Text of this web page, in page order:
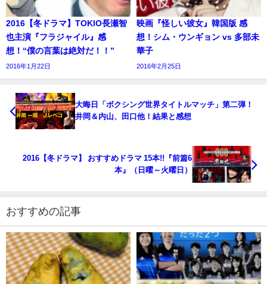
2016【冬ドラマ】TOKIO長瀬智
也主演『フラジャイル』感
想！“僕の言葉は絶対だ！！”
2016年1月22日
映画『怪しい彼女』韓国版 感
想！シム・ウンギョン vs 多部未
華子
2016年2月25日
大晦日「ボクシング世界タイトルマッチ」第二弾！
井岡＆内山、田口他！結果と感想
2016【冬ドラマ】 おすすめドラマ 15本!!『前篇6
本』（日曜～火曜日）
おすすめの記事